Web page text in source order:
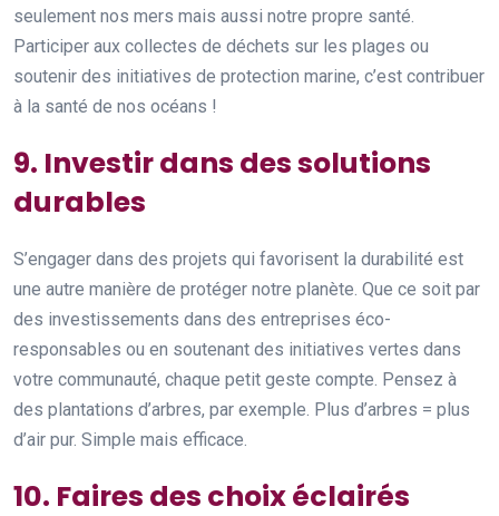
seulement nos mers mais aussi notre propre santé.
Participer aux collectes de déchets sur les plages ou
soutenir des initiatives de protection marine, c’est contribuer
à la santé de nos océans !
9. Investir dans des solutions
durables
S’engager dans des projets qui favorisent la durabilité est
une autre manière de protéger notre planète. Que ce soit par
des investissements dans des entreprises éco-
responsables ou en soutenant des initiatives vertes dans
votre communauté, chaque petit geste compte. Pensez à
des plantations d’arbres, par exemple. Plus d’arbres = plus
d’air pur. Simple mais efficace.
10. Faires des choix éclairés